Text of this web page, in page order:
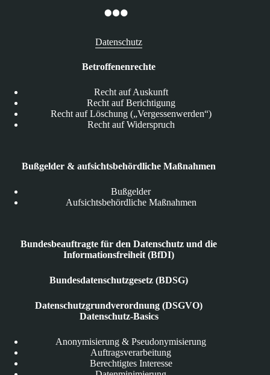
Datenschutz
Betroffenenrechte
Recht auf Auskunft
Recht auf Berichtigung
Recht auf Löschung („Vergessenwerden“)
Recht auf Widerspruch
Bußgelder & aufsichtsbehördliche Maßnahmen
Bußgelder
Aufsichtsbehördliche Maßnahmen
Bundesbeauftragte für den Datenschutz und die
Informationsfreiheit (BfDI)
Bundesdatenschutzgesetz (BDSG)
Datenschutzgrundverordnung (DSGVO)
Datenschutz-Basics
Anonymisierung & Pseudonymisierung
Auftragsverarbeitung
Berechtigtes Interesse